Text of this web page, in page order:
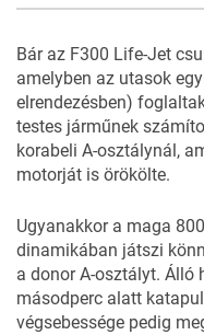
Bár az F300 Life-Jet
amelyben az utasok
elrendezésben)
testes járműnek
korabeli A-osztálynál,
motorját is örökölte.
Ugyanakkor a maga
dinamikában játszi
a donor A-osztályt. Álló
másodperc alatt
végsebessége pedig